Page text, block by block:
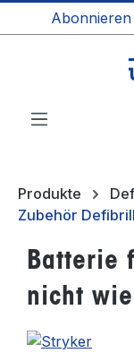
springen
Produkte
Zubehör
Batterie
nicht